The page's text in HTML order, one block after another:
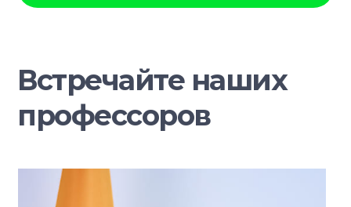
Встречайте наших
профессоров